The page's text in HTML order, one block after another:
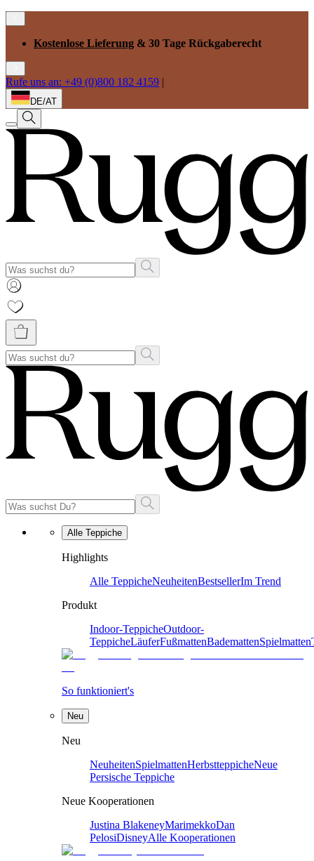
Kostenlose Lieferung & 30 Tage Rückgaberecht
Rufe uns an: +49 (0)800 182 4159 |
DE/AT
Alle Teppiche
Highlights
Alle TeppicheNeuheitenBestsellerIm Trend
Produkt
Indoor-TeppicheOutdoor-
TeppicheLäuferFußmattenBademattenSpielmatten
So funktioniert's
Neu
Neu
NeuheitenSpielmattenHerbstteppicheNeue
Persische Teppiche
Neue Kooperationen
Justina BlakeneyMarimekkoDan
PelosiDisneyAlle Kooperationen